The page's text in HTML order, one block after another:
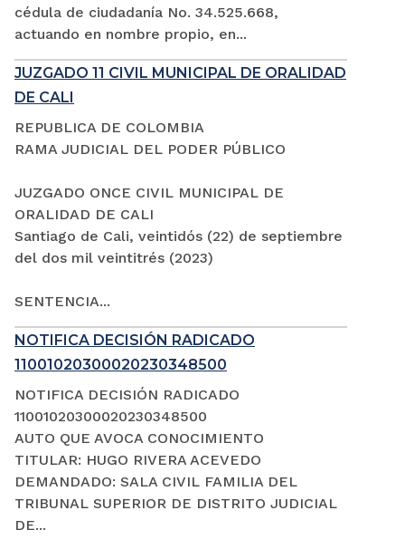
cédula de ciudadanía No. 34.525.668,
actuando en nombre propio, en...
JUZGADO 11 CIVIL MUNICIPAL DE ORALIDAD
DE CALI
REPUBLICA DE COLOMBIA
RAMA JUDICIAL DEL PODER PÚBLICO
JUZGADO ONCE CIVIL MUNICIPAL DE
ORALIDAD DE CALI
Santiago de Cali, veintidós (22) de septiembre
del dos mil veintitrés (2023)
SENTENCIA...
NOTIFICA DECISIÓN RADICADO
11001020300020230348500
NOTIFICA DECISIÓN RADICADO
11001020300020230348500
AUTO QUE AVOCA CONOCIMIENTO
TITULAR: HUGO RIVERA ACEVEDO
DEMANDADO: SALA CIVIL FAMILIA DEL
TRIBUNAL SUPERIOR DE DISTRITO JUDICIAL
DE...